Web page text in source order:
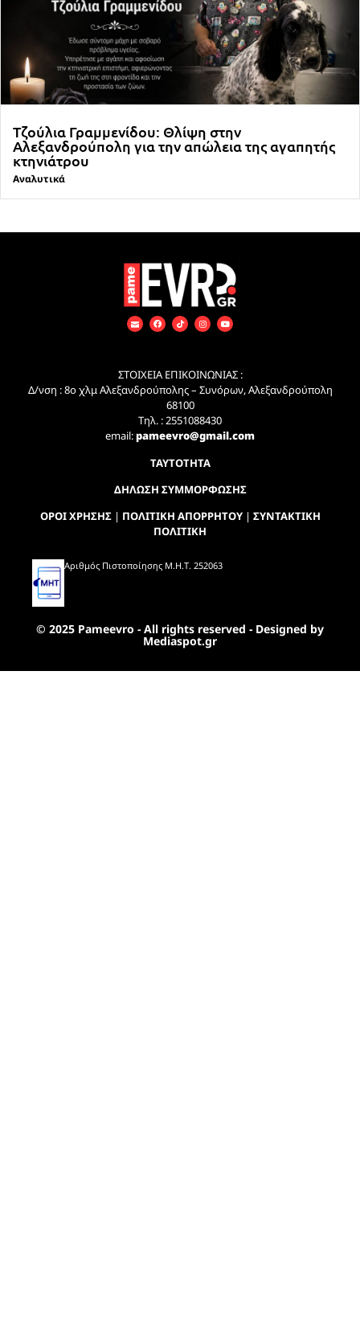
Τζούλια Γραμμενίδου: Θλίψη στην
Αλεξανδρούπολη για την απώλεια της αγαπητής
κτηνιάτρου
Αναλυτικά
ΣΤΟΙΧΕΙΑ ΕΠΙΚΟΙΝΩΝΙΑΣ :
Δ/νση : 8ο χλμ Αλεξανδρούπολης – Συνόρων, Αλεξανδρούπολη
68100
Τηλ. : 2551088430
email:pameevro@gmail.com
ΤΑΥΤΟΤΗΤΑ
ΔΗΛΩΣΗ ΣΥΜΜΟΡΦΩΣΗΣ
ΟΡΟΙ ΧΡΗΣΗΣ| ΠΟΛΙΤΙΚΗ ΑΠΟΡΡΗΤΟΥ| ΣΥΝΤΑΚΤΙΚΗ
ΠΟΛΙΤΙΚΗ
Αριθμός Πιστοποίησης Μ.Η.Τ. 252063
© 2025 Pameevro - All rights reserved - Designed by
Mediaspot.gr